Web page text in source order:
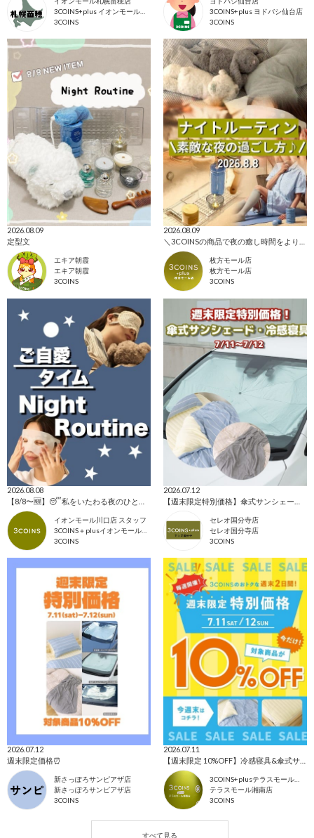
3COINS+plus イオンモール札幌苗穂店
3COINS
3COINS+plus ヨドバシ仙台店
3COINS
2026.08.09
定型文
エキア朝霞
エキア朝霞
3COINS
2026.08.09
枚方モール店
枚方モール店
3COINS
2026.08.08
イオンモール川口店 スタッフ
3COINS＋plusイオンモール川口店
3COINS
2026.07.12
セレオ国分寺店
セレオ国分寺店
3COINS
2026.07.12
週末限定価格⏰
新さっぽろサンピアザ店
新さっぽろサンピアザ店
3COINS
2026.07.11
【週末限定 10%OFF】冷感寝具&傘式サンシェード
テラスモール湘南店
3COINS